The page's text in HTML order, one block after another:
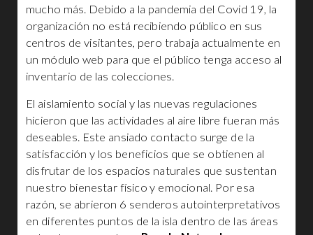
mucho más. Debido a la pandemia del Covid 19, la
organización no está recibiendo público en sus
centros de visitantes, pero trabaja actualmente en
un módulo web para que el público tenga acceso al
inventario de las colecciones.
El aislamiento social y las nuevas regulaciones
hicieron que las actividades al aire libre fueran más
deseables. Este ansiado contacto surge de la
satisfacción y los beneficios que se obtienen al
disfrutar de los espacios naturales que sustentan
nuestro bienestar físico y emocional. Por esa
razón, se abrieron 6 senderos autointerpretativos
en diferentes puntos de la isla dentro de las áreas